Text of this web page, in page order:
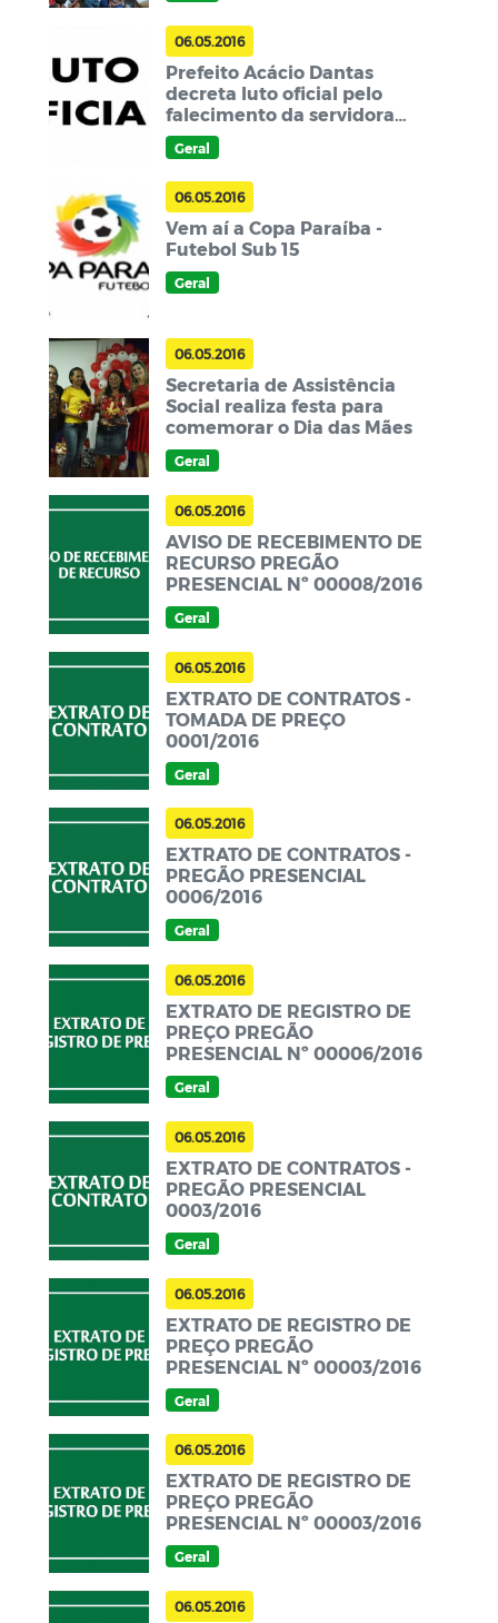
06.05.2016
Prefeito Acácio Dantas
decreta luto oficial pelo
falecimento da servidora
Francisca Gomes Bento
Geral
06.05.2016
Vem aí a Copa Paraíba -
Futebol Sub 15
Geral
06.05.2016
Secretaria de Assistência
Social realiza festa para
comemorar o Dia das Mães
Geral
06.05.2016
AVISO DE RECEBIMENTO DE
RECURSO PREGÃO
PRESENCIAL Nº 00008/2016
Geral
06.05.2016
EXTRATO DE CONTRATOS -
TOMADA DE PREÇO
0001/2016
Geral
06.05.2016
EXTRATO DE CONTRATOS -
PREGÃO PRESENCIAL
0006/2016
Geral
06.05.2016
EXTRATO DE REGISTRO DE
PREÇO PREGÃO
PRESENCIAL Nº 00006/2016
Geral
06.05.2016
EXTRATO DE CONTRATOS -
PREGÃO PRESENCIAL
0003/2016
Geral
06.05.2016
EXTRATO DE REGISTRO DE
PREÇO PREGÃO
PRESENCIAL Nº 00003/2016
Geral
06.05.2016
EXTRATO DE REGISTRO DE
PREÇO PREGÃO
PRESENCIAL Nº 00003/2016
Geral
06.05.2016